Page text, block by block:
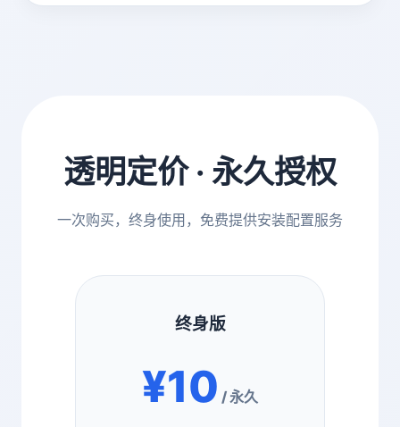
透明定价 · 永久授权
一次购买，终身使用，免费提供安装配置服务
终身版
¥10 / 永久